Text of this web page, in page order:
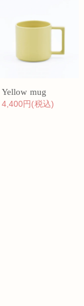
Yellow mug
4,400円(税込)